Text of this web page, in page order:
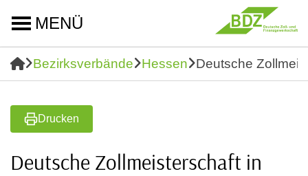
MENÜ
Bezirksverbände Hessen Deutsche
Drucken
Deutsche Zollmeisterschaft in